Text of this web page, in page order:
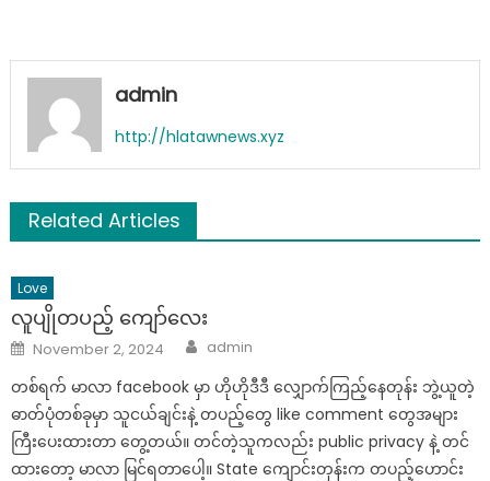
36-
admin
http://hlatawnews.xyz
Related Articles
Love
လူပျိုတပည့် ကျော်လေး
Posted
on
November 2, 2024 Author
admin
တစ်ရက် မာလာ facebook မှာ ဟိုဟိုဒီဒီ လျှောက်ကြည့်နေတုန်း ဘွဲ့ယူတဲ့
ဓာတ်ပုံတစ်ခုမှာ သူငယ်ချင်းနဲ့ တပည့်တွေ like comment တွေအများ
ကြီးပေးထားတာ တွေ့တယ်။ တင်တဲ့သူကလည်း public privacy နဲ့ တင်
ထားတော့ မာလာ မြင်ရတာပေါ့။ State ကျောင်းတုန်းက တပည့်ဟောင်း